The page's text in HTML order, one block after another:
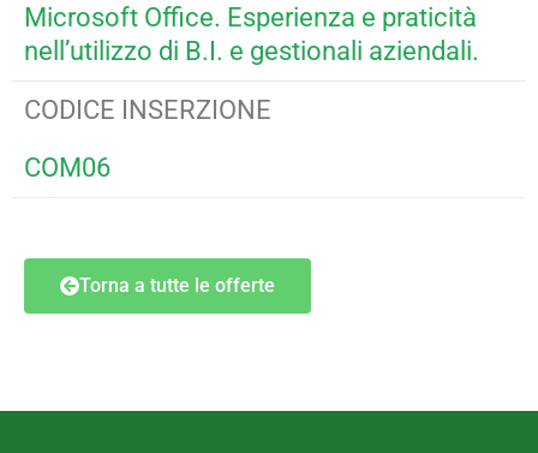
Microsoft Office. Esperienza e praticità
nell’utilizzo di B.I. e gestionali aziendali.
CODICE INSERZIONE
COM06
Torna a tutte le offerte